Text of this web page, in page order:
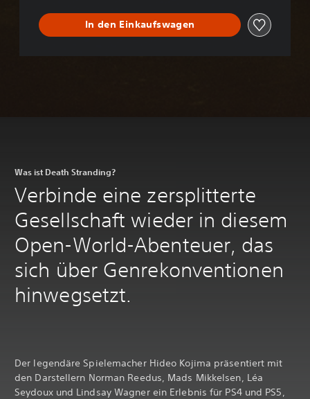
i
o
n
In den Einkaufswagen
Was ist Death Stranding?
Verbinde eine zersplitterte
Gesellschaft wieder in diesem
Open-World-Abenteuer, das
sich über Genrekonventionen
hinwegsetzt.
Der legendäre Spielemacher Hideo Kojima präsentiert mit
den Darstellern Norman Reedus, Mads Mikkelsen, Léa
Seydoux und Lindsay Wagner ein Erlebnis für PS4 und PS5,